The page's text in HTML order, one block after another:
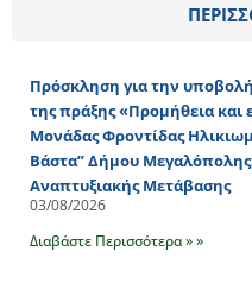
Πρόσκληση για την
της πράξης «Προμήθεια και
Μονάδας Φροντίδας
Βάστα” Δήμου
Αναπτυξιακής Μετάβασης
03/08/2026
Διαβάστε Περισσότερα » »